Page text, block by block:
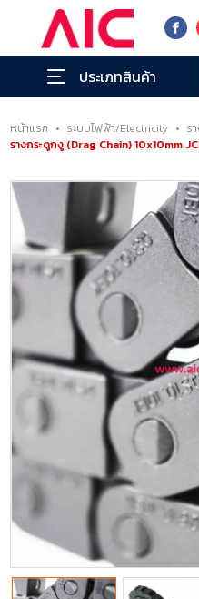
ประเภทสินค้า
หน้าแรก • ระบบไฟฟ้า/Electricity • ร
รางกระดูกงู (Drag Chain) 10x10mm